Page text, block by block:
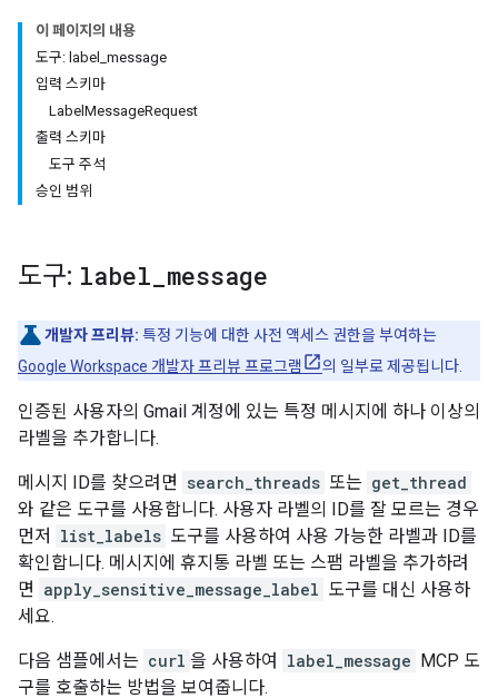
이 페이지의 내용
도구: label_message
입력 스키마
LabelMessageRequest
출력 스키마
도구 주석
승인 범위
도구: label message
개발자 프리뷰: 특정 기능에 대한 사전 액세스 권한을 부여하는
Google Workspace 개발자 프리뷰 프로그램
의 일부로 제공됩니다.
인증된 사용자의 Gmail 계정에 있는 특정 메시지에 하나 이상의
라벨을 추가합니다.
메시지 ID를 찾으려면 search_threads 또는 get_thread
와 같은 도구를 사용합니다. 사용자 라벨의 ID를 잘 모르는 경우
먼저
list_labels 도구를 사용하여 사용 가능한 라벨과 ID를
확인합니다. 메시지에 휴지통 라벨 또는 스팸 라벨을 추가하려
면 apply_sensitive_message_label 도구를 대신 사용하
세요.
다음 샘플에서는 curl 을 사용하여 label_message MCP 도
구를 호출하는 방법을 보여줍니다.